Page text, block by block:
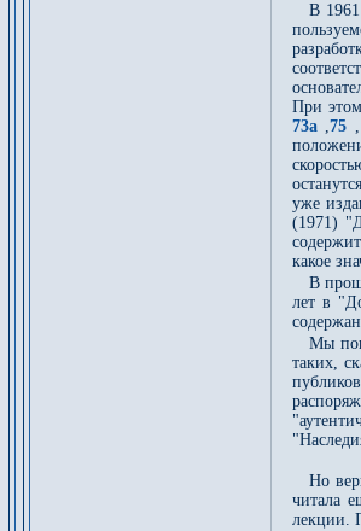
В
При
73а ,75
уже
(1971)
какое
В
лет в
Мы
таких,
Но
читала
лекции.